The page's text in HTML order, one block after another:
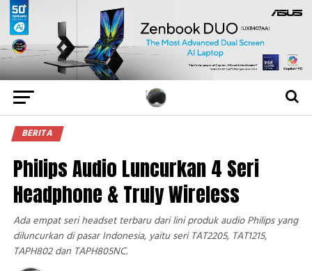
BERITA
Philips Audio Luncurkan 4 Seri
Headphone & Truly Wireless
Ada empat seri headset terbaru dari lini produk audio Philips yang
diluncurkan di pasar Indonesia, yaitu seri TAT2205, TAT1215,
TAPH802 dan TAPH805NC.